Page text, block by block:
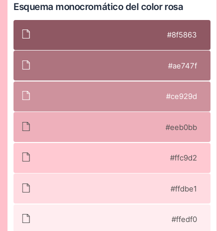
Esquema monocromático del color rosa
#8f5863
#ae747f
#ce929d
#eeb0bb
#ffc9d2
#ffdbe1
#ffedf0